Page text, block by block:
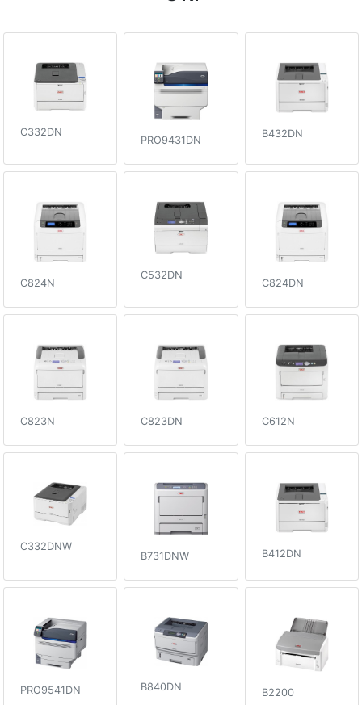
C332DN
PRO9431DN
B432DN
C824N
C532DN
C824DN
C823N C823DN C612N
C332DNW
B731DNW
B412DN
PRO9541DN B840DN B2200